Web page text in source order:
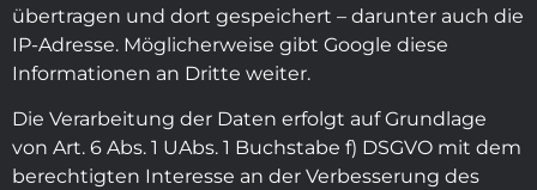
übertragen und dort gespeichert – darunter auch die
IP-Adresse. Möglicherweise gibt Google diese
Informationen an Dritte weiter.
Die Verarbeitung der Daten erfolgt auf Grundlage
von Art. 6 Abs. 1 UAbs. 1 Buchstabe f) DSGVO mit dem
berechtigten Interesse an der Verbesserung des